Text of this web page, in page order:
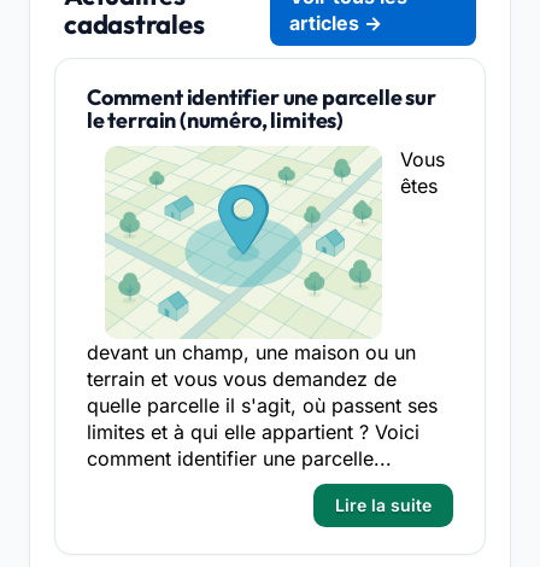
cadastrales
articles →
Comment identifier une parcelle sur
le terrain (numéro, limites)
Vous
êtes
devant un champ, une maison ou un
terrain et vous vous demandez de
quelle parcelle il s'agit, où passent ses
limites et à qui elle appartient ? Voici
comment identifier une parcelle...
Lire la suite